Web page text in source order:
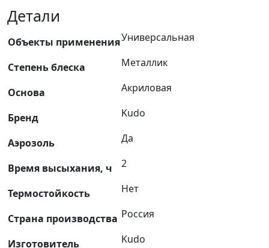
Детали
Объекты примененияУниверсальная
Степень блеска Металлик
Основа Акриловая
Бренд Kudo
Аэрозоль Да
Время высыхания, ч 2
Термостойкость Нет
Страна производства Россия
Изготовитель Kudo